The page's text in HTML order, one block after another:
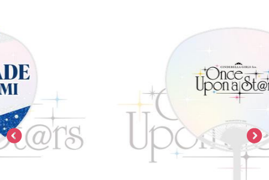
プレミアム会員とは
テイルズ オブ シリーズ
鉄拳
太鼓の達人